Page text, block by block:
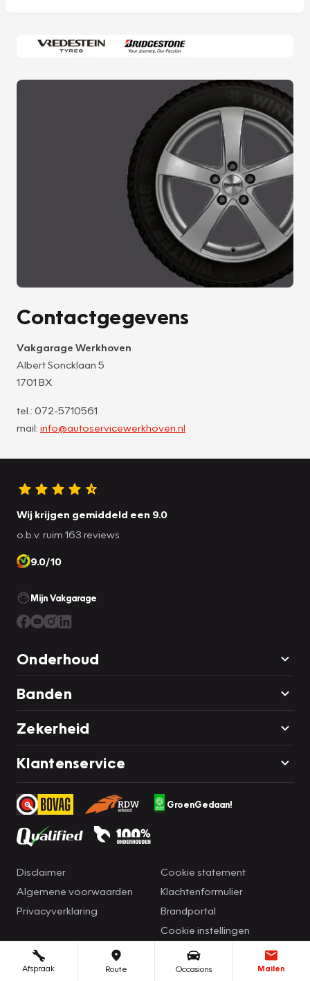
Contactgegevens
Vakgarage Werkhoven
Albert Soncklaan 5
1701 BX
tel.: 072-5710561
mail: info@autoservicewerkhoven.nl
Afspraak Route Occasions Mailen
Wij krijgen gemiddeld een 9.0
o.b.v. ruim 163 reviews
9.0/10
Mijn Vakgarage
Onderhoud
Banden
Zekerheid
Klantenservice
GroenGedaan!
Disclaimer
Algemene voorwaarden
Privacyverklaring
Cookie statement
Klachtenformulier
Brandportal
Cookie instellingen